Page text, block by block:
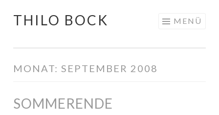
Springe
THILO BOCK MENÜ
MONAT: SEPTEMBER 2008
SOMMERENDE